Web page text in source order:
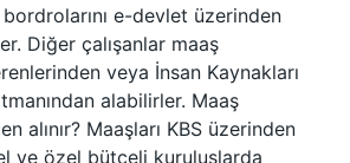
bordrolarını e-devlet üzerinden
Diğer çalışanlar maaş
veya İnsan Kaynakları
alabilirler. Maaş
alınır? Maaşları KBS üzerinden
ve özel bütçeli kuruluşlarda